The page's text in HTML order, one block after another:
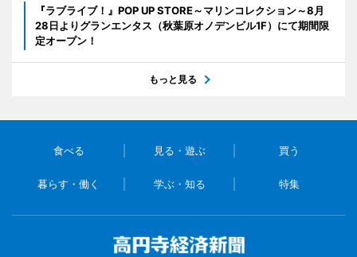
『ラブライブ！』POP UP STORE～マリンコレクション～8月
28日よりグランエンタス（秋葉原オノデンビル1F）にて期間限
定オープン！
もっと見る
食べる 見る・遊ぶ 買う
暮らす・働く 学ぶ・知る 特集